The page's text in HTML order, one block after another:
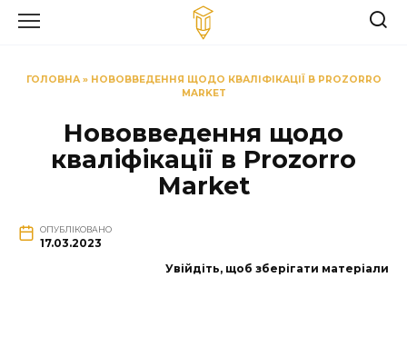
ГОЛОВНА» НОВОВВЕДЕННЯ ЩОДО КВАЛІФІКАЦІЇ В PROZORRO
MARKET
Нововведення щодо
кваліфікації в Prozorro
Market
ОПУБЛІКОВАНО
17.03.2023
Увійдіть, щоб зберігати матеріали